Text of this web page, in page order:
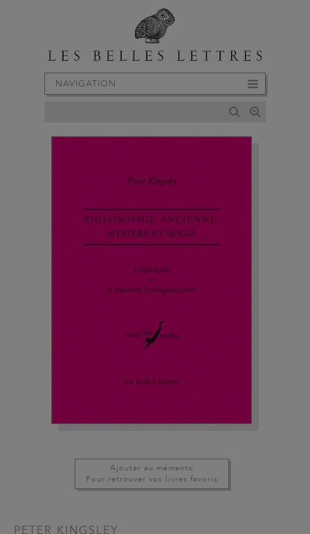
NAVIGATION
Ajouter au mémento
Pour retrouver vos livres favoris
PETER KINGSLEY